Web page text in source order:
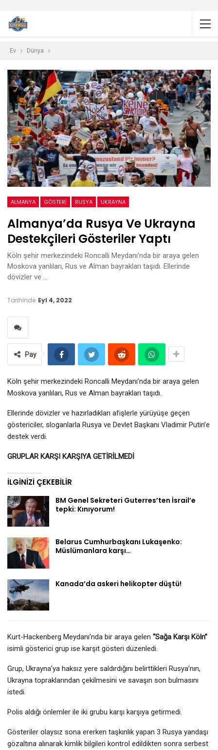
Ev Dünya
ALMANYA GÖSTERI RUSYA UKRAYNA
Almanya’da Rusya Ve Ukrayna
Destekçileri Gösteriler Yaptı
Köln şehir merkezindeki Roncalli Meydanı’nda bir araya gelen
Moskova yanlıları, Rus ve Alman bayrakları taşıdı. Ellerinde
dövizler ve …
Tarihinde Eyl 4, 2022
Pay
Köln şehir merkezindeki Roncalli Meydanı’nda bir araya gelen
Moskova yanlıları, Rus ve Alman bayrakları taşıdı.
Ellerinde dövizler ve hazırladıkları afişlerle yürüyüşe geçen
göstericiler, sloganlarla Rusya ve Devlet Başkanı Vladimir Putin’e
destek verdi.
GRUPLAR KARŞI KARŞIYA GETİRİLMEDİ
İLGINIZI ÇEKEBILIR
BM Genel Sekreteri Guterres’ten İsrail’e
tepki: Kınıyorum!
Belarus Cumhurbaşkanı Lukaşenko:
Müslümanlara karşı…
Kanada’da askeri helikopter düştü!
Kurt-Hackenberg Meydanı’nda bir araya gelen “Sağa Karşı Köln”
isimli gösterici grup ise karşıt gösteri düzenledi.
Grup, Ukrayna’ya haksız yere saldırdığını belirttikleri Rusya’nın,
Ukrayna topraklarından çekilmesini ve savaşın son bulmasını
istedi.
Polis aldığı önlemler ile iki grubu karşı karşıya getirmedi.
Gösteriler olaysız sona ererken taşkınlık yapan 3 Rusya yandaşı
gözaltına alınarak kimlik bilgileri kontrol edildikten sonra serbest